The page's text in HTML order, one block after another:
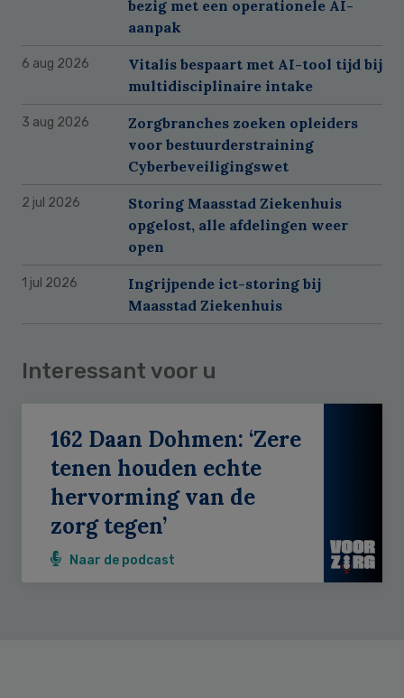
bezig met een operationele AI-
aanpak
6 aug 2026
Vitalis bespaart met AI-tool tijd bij
multidisciplinaire intake
3 aug 2026
Zorgbranches zoeken opleiders
voor bestuurderstraining
Cyberbeveiligingswet
2 jul 2026
Storing Maasstad Ziekenhuis
opgelost, alle afdelingen weer
open
1 jul 2026
Ingrijpende ict-storing bij
Maasstad Ziekenhuis
Interessant voor u
162 Daan Dohmen: ‘Zere
tenen houden echte
hervorming van de
zorg tegen’
Naar de podcast